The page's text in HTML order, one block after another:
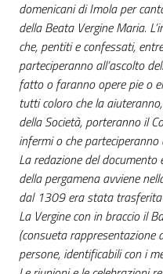
Avvisi
Orari
domenicani di Imola per
della Beata Vergine Maria.
che, pentiti e confessati,
parteciperanno all’ascolto
fatto o faranno opere pie o
tutti coloro che la
della Società, porteranno il
infermi o che
La redazione del documento
della pergamena avviene
dal 1309 era stata trasferita
La Vergine con in braccio il
(consueta rappresentazione
persone, identificabili con i